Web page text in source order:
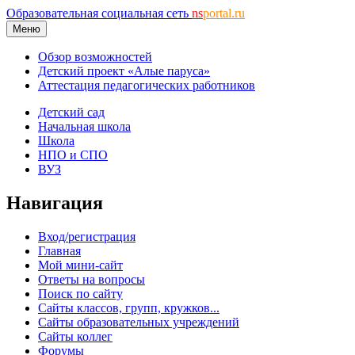
Образовательная социальная сеть nsportal.ru
Меню
Обзор возможностей
Детский проект «Алые паруса»
Аттестация педагогических работников
Детский сад
Начальная школа
Школа
НПО и СПО
ВУЗ
Навигация
Вход/регистрация
Главная
Мой мини-сайт
Ответы на вопросы
Поиск по сайту
Сайты классов, групп, кружков...
Сайты образовательных учреждений
Сайты коллег
Форумы